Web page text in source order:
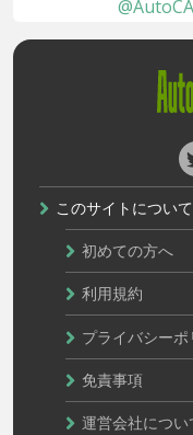
このサイトについて
初めての方へ
利用規約
プライバシーポ
免責事項
運営会社につい